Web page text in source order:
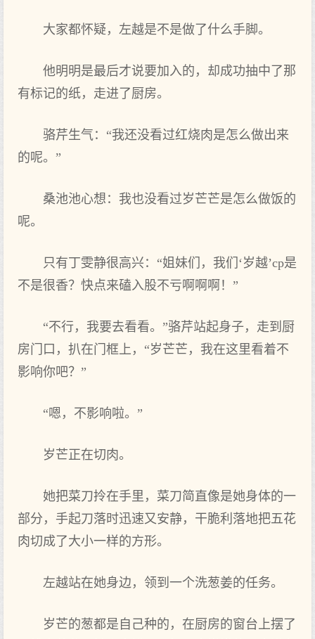
大家都怀疑，左越是不是做了什么手脚。
他明明是最后才说要加入的，却成功抽中了那
有标记的纸，走进了厨房。
骆芹生气：“我还没看过红烧肉是怎么做出来
的呢。”
桑池池心想：我也没看过岁芒芒是怎么做饭的
呢。
只有丁雯静很高兴：“姐妹们，我们‘岁越’cp是
不是很香？快点来磕入股不亏啊啊啊！”
“不行，我要去看看。”骆芹站起身子，走到厨
房门口，扒在门框上，“岁芒芒，我在这里看着不
影响你吧？”
“嗯，不影响啦。”
岁芒正在切肉。
她把菜刀拎在手里，菜刀简直像是她身体的一
部分，手起刀落时迅速又安静，干脆利落地把五花
肉切成了大小一样的方形。
左越站在她身边，领到一个洗葱姜的任务。
岁芒的葱都是自己种的，在厨房的窗台上摆了